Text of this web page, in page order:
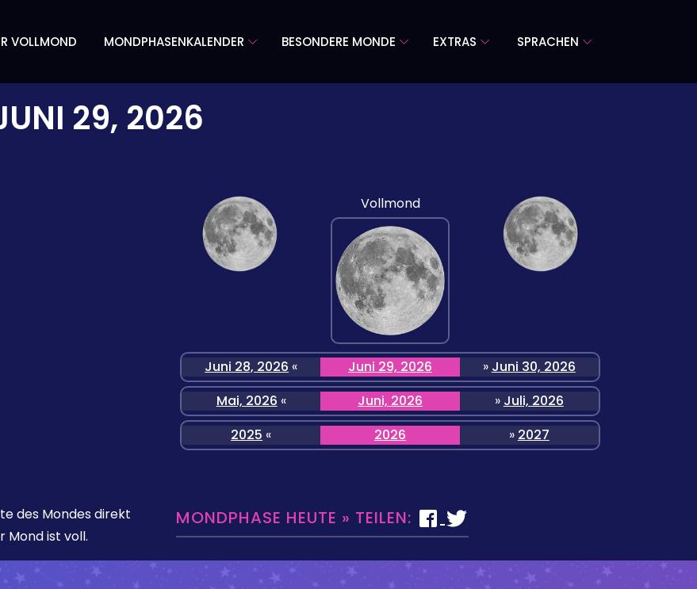
VOLLMOND MONDPHASENKALENDER BESONDERE MONDE EXTRAS SPRACHEN
29, 2026
Vollmond
Juni 28, 2026 « Juni 29, 2026 » Juni 30, 2026
Mai, 2026 « Juni, 2026 » Juli, 2026
2025 « 2026 » 2027
des Mondes direkt
Mond ist voll.
MONDPHASE HEUTE » TEILEN: